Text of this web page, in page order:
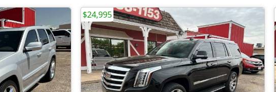
$24,995